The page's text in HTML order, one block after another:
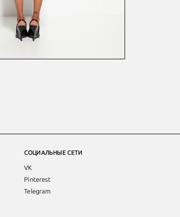
СОЦИАЛЬНЫЕ СЕТИ
VK
Pinterest
Telegram